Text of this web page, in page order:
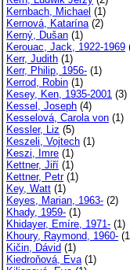
Kernbach, Michael (1)
Kernová, Katarína(2)
Kerný, Dušan (1)
Kerouac, Jack, 1922-1969
Kerr, Judith (1)
Kerr, Philip, 1956- (1)
Kerrod, Robin (1)
Kesey, Ken, 1935-2001 (3)
Kessel, Joseph (4)
Kesselová, Carola von (1)
Kessler, Liz (5)
Keszeli, Vojtech (1)
Keszi, Imre (1)
Kettner, Jiří (1)
Kettner, Petr(1)
Key, Watt (1)
Keyes, Marian, 1963- (2)
Khady, 1959- (1)
Khidayer, Emíre, 1971- (1)
Khoury, Raymond, 1960-
Kičin, Dávid (1)
Kiedroňová, Eva(1)